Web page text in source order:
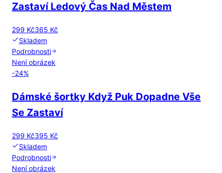
Zastaví Ledový Čas Nad Městem
299 Kč365 Kč
Skladem
Podrobnosti
Není obrázek
-24%
Dámské šortky Když Puk Dopadne Vše
Se Zastaví
299 Kč395 Kč
Skladem
Podrobnosti
Není obrázek